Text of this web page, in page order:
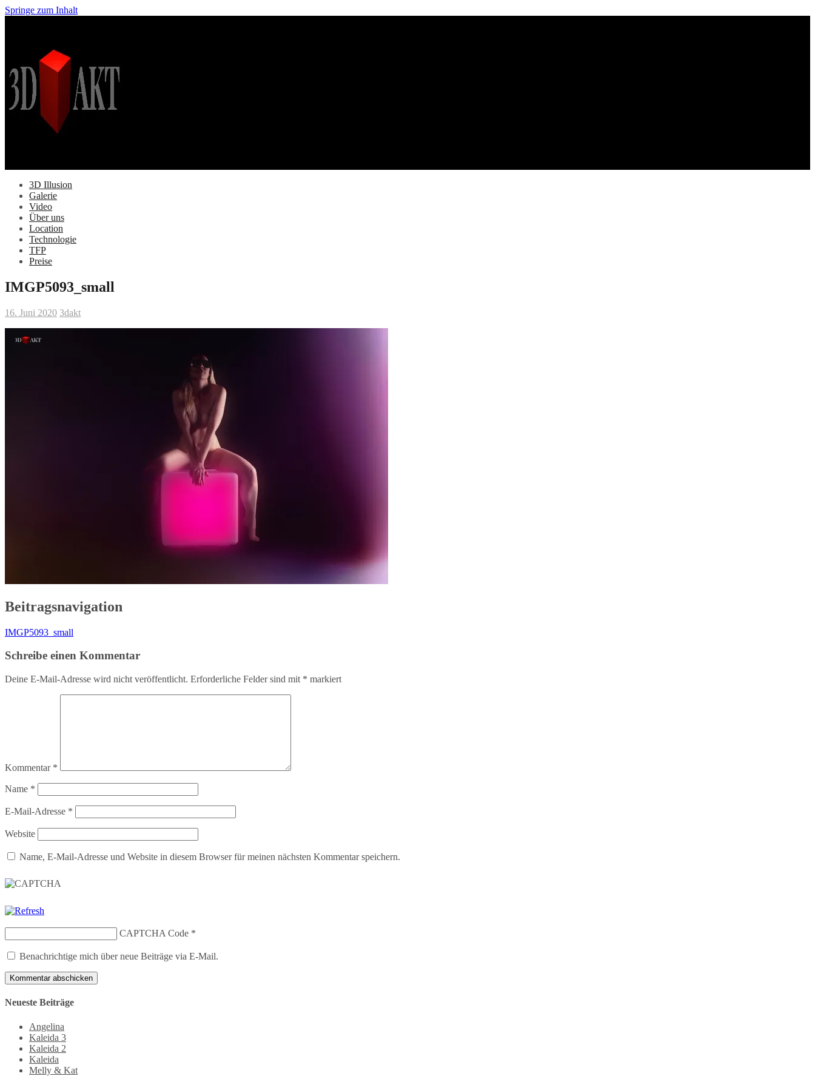
Springe zum Inhalt
3D Illusion
Galerie
Video
Über uns
Location
Technologie
TFP
Preise
IMGP5093_small
16. Juni 2020 3dakt
Beitragsnavigation
IMGP5093_small
Schreibe einen Kommentar
Deine E-Mail-Adresse wird nicht veröffentlicht. Erforderliche Felder sind mit * markiert
Kommentar *
Name *
E-Mail-Adresse *
Website
Name, E-Mail-Adresse und Website in diesem Browser für meinen nächsten Kommentar speichern.
CAPTCHA Code *
Benachrichtige mich über neue Beiträge via E-Mail.
Neueste Beiträge
Angelina
Kaleida 3
Kaleida 2
Kaleida
Melly & Kat